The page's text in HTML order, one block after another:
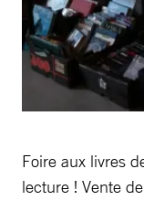
Foire aux livres
lecture ! Vente